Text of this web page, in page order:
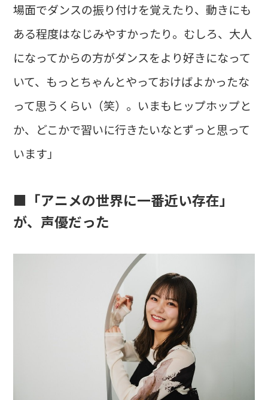
場面でダンスの振り付けを覚えたり、動きにも
ある程度はなじみやすかったり。むしろ、大人
になってからの方がダンスをより好きになって
いて、もっとちゃんとやっておけばよかったな
って思うくらい（笑）。いまもヒップホップと
か、どこかで習いに行きたいなとずっと思って
います」
■「アニメの世界に一番近い存在」
が、声優だった